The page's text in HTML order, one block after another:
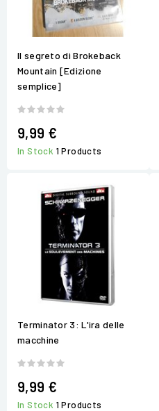
Il segreto di Brokeback
Mountain [Edizione
semplice]
9,99 €
In Stock 1 Products
Terminator 3: L'ira delle
macchine
9,99 €
In Stock 1 Products